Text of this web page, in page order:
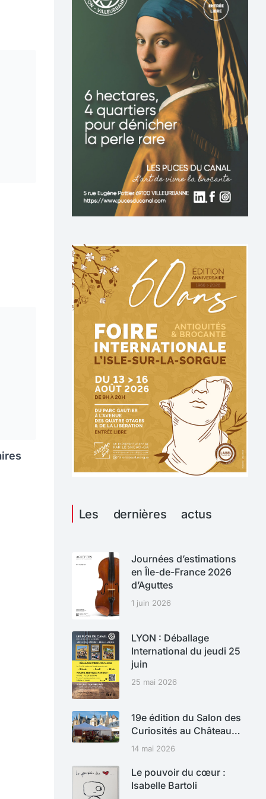
Les dernières actus
Journées d’estimations
en Île-de-France 2026
d’Aguttes
1 juin 2026
LYON : Déballage
International du jeudi 25
juin
25 mai 2026
19e édition du Salon des
Curiosités au Château…
14 mai 2026
Le pouvoir du cœur :
Isabelle Bartoli